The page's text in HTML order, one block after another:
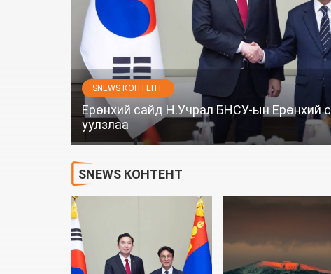
SNEWS КОНТЕНТ
Ерөнхий сайд Н.Учрал БНСУ-ын Ерөнхий
уулзлаа
SNEWS КОНТЕНТ